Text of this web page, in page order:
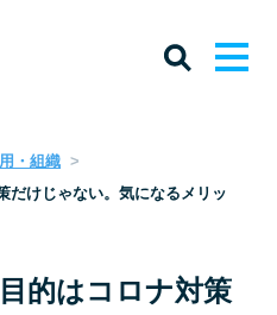
・組織
だけじゃない。気になるメリッ
的はコロナ対策